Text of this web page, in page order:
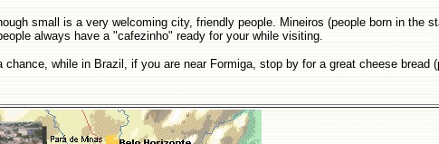
small is a very welcoming city, friendly people. Mineiros (people born in
always have a "cafezinho" ready for your while visiting.
chance, while in Brazil, if you are near Formiga, stop by for a great cheese bread